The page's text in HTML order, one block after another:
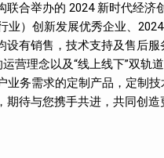
合举办的 2024 新时代经济
）创新发展优秀企业、2024
设有销售，技术支持及售后
营理念以及“线上线下”双
业务需求的定制产品，定制
待与您携手共进，共同创造